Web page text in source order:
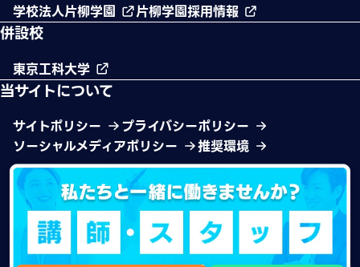
学校法人片柳学園 片柳学園採用情報
併設校
東京工科大学
当サイトについて
サイトポリシー
プライバシーポリシー
ソーシャルメディアポリシー
推奨環境